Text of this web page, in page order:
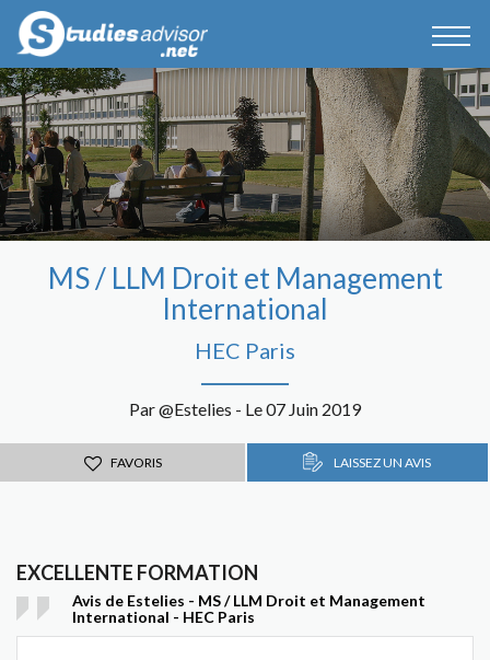
MS / LLM Droit et Management
International
HEC Paris
Par @Estelies - Le 07 Juin 2019
FAVORIS LAISSEZ UN AVIS
EXCELLENTE FORMATION
Avis de Estelies - MS / LLM Droit et Management
International - HEC Paris